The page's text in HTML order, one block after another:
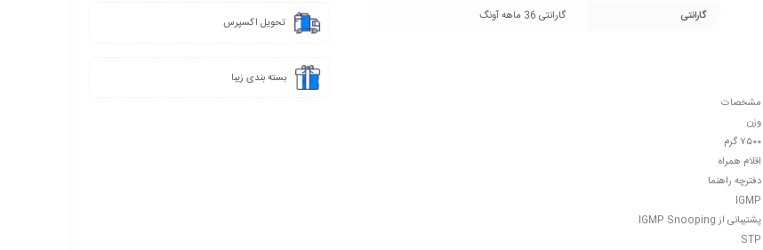
گارانتی گارانتی 36 ماهه آونگ
مشخصات
وزن
۷۵۰۰ گرم
اقلام همراه
دفترچه‌ راهنما
IGMP
پشتیبانی از IGMP Snooping
STP
تحویل اکسپرس
بسته بندی زیبا